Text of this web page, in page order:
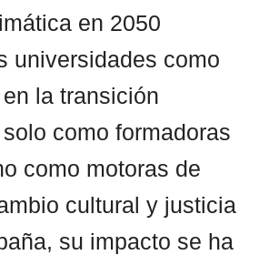
en 2050
universidades como
la transición
como formadoras
como motoras de
cultural y justicia
su impacto se ha